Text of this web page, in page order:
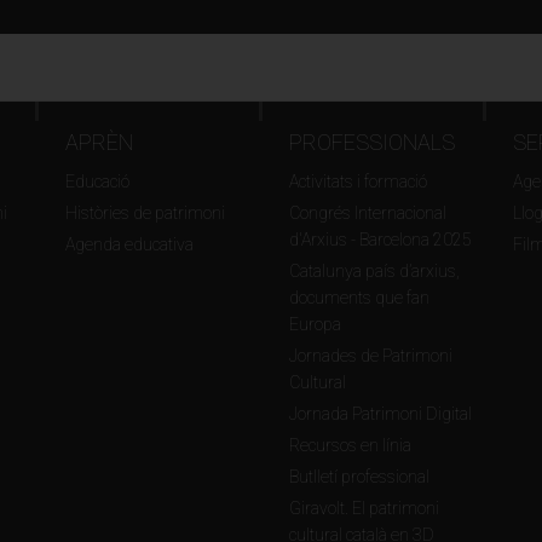
APRÈN
Educació
Històries de patrimoni
Agenda educativa
PROFESSIONALS
Activitats i formació
Congrés Internacional
d'Arxius - Barcelona 2025
Catalunya país d’arxius,
documents que fan
Europa
Jornades de Patrimoni
Cultural
Jornada Patrimoni Digital
Recursos en línia
Butlletí professional
Giravolt. El patrimoni
cultural català en 3D